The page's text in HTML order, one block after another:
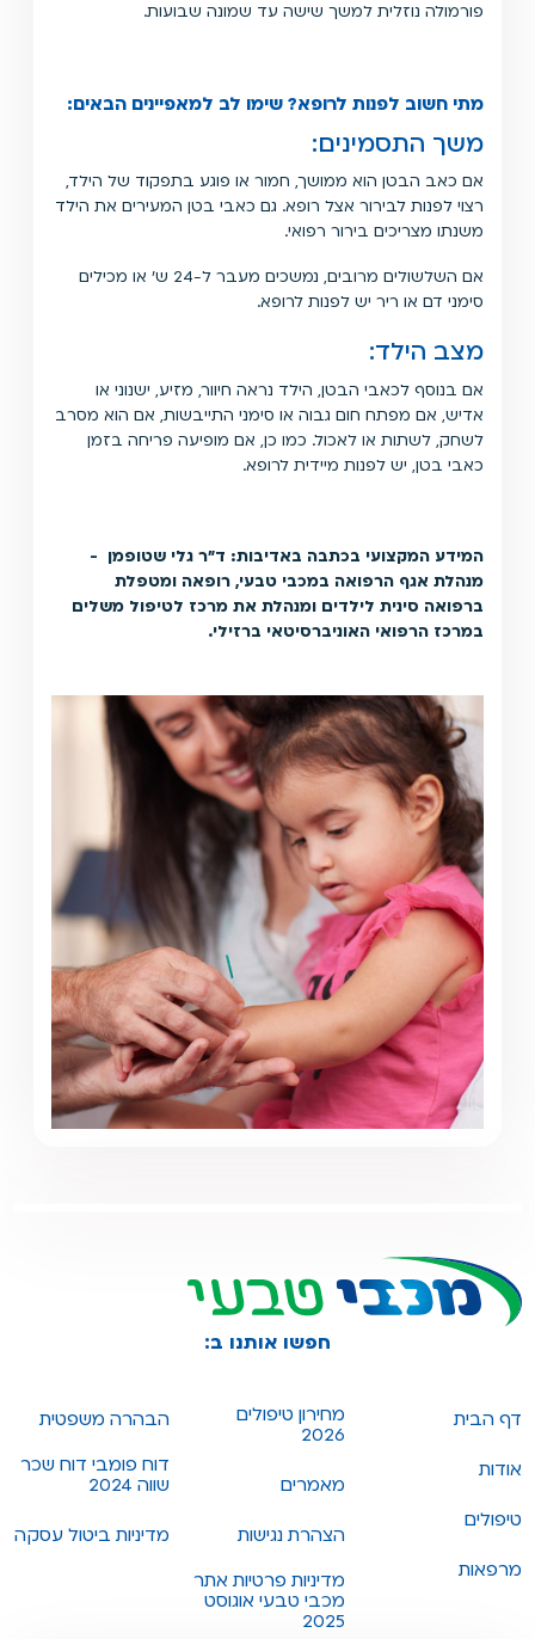
פורמולה נוזלית למשך שישה עד שמונה שבועות.
מתי חשוב לפנות לרופא? שימו לב למאפיינים הבאים:
משך התסמינים:
אם כאב הבטן הוא ממושך, חמור או פוגע בתפקוד של הילד,
רצוי לפנות לבירור אצל רופא. גם כאבי בטן המעירים את הילד
משנתו מצריכים בירור רפואי.
אם השלשולים מרובים, נמשכים מעבר ל-24 ש׳ או מכילים
סימני דם או ריר יש לפנות לרופא.
מצב הילד:
אם בנוסף לכאבי הבטן, הילד נראה חיוור, מזיע, ישנוני או
אדיש, אם מפתח חום גבוה או סימני התייבשות, אם הוא מסרב
לשחק, לשתות או לאכול. כמו כן, אם מופיעה פריחה בזמן
כאבי בטן, יש לפנות מיידית לרופא.
המידע המקצועי בכתבה באדיבות: ד״ר גלי שטופמן -
מנהלת אגף הרפואה במכבי טבעי, רופאה ומטפלת
ברפואה סינית לילדים ומנהלת את מרכז לטיפול משלים
במרכז הרפואי האוניברסיטאי ברזילי.
חפשו אותנו ב:
דף הבית
אודות
טיפולים
מרפאות
מחירון טיפולים
2026
מאמרים
הצהרת נגישות
מדיניות פרטיות אתר
מכבי טבעי אוגוסט
2025
הבהרה משפטית
דוח פומבי דוח שכר
שווה 2024
מדיניות ביטול עסקה